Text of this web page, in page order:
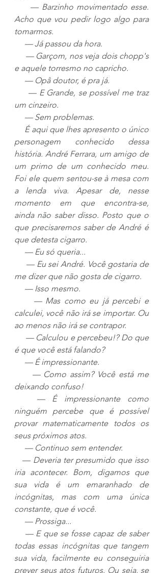
— Barzinho movimentado esse.
Acho que vou pedir logo algo para
tomarmos.
— Já passou da hora.
— Garçom, nos veja dois chopp's
e aquele torresmo no capricho.
— Opâ doutor, é pra já.
— E Grande, se possível me traz
um cinzeiro.
— Sem problemas.
É aqui que lhes apresento o único
personagem conhecido dessa
história. André Ferrara, um amigo de
um primo de um conhecido meu.
Foi ele quem sentou-se à mesa com
a lenda viva. Apesar de, nesse
momento em que encontra-se,
ainda não saber disso. Posto que o
que precisaremos saber de André é
que detesta cigarro.
— Eu só queria...
— Eu sei André. Você gostaria de
me dizer que não gosta de cigarro.
— Isso mesmo.
— Mas como eu já percebi e
calculei, você não irá se importar. Ou
ao menos não irá se contrapor.
— Calculou e percebeu!? Do que
é que você está falando?
— É impressionante.
— Como assim? Você está me
deixando confuso!
— É impressionante como
ninguém percebe que é possível
provar matematicamente todos os
seus próximos atos.
— Continuo sem entender.
— Deveria ter presumido que isso
iria acontecer. Bom, digamos que
sua vida é um emaranhado de
incógnitas, mas com uma única
constante, que é você.
— Prossiga...
— E que se fosse capaz de saber
todas essas incógnitas que tangem
sua vida, facilmente eu conseguiria
prever seus atos futuros. Ou seja, se